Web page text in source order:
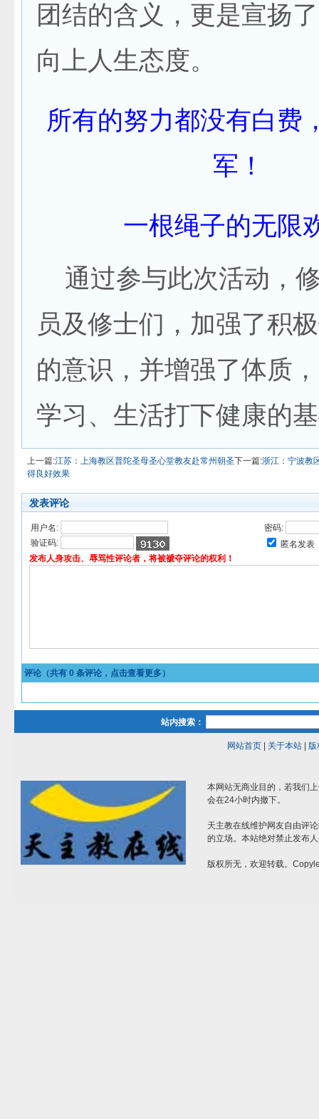
团结的含义，更是宣扬
向上人生态度。
所有的努力都没有白费
军！
一根绳子的无限
通过参与此次活动，
员及修士们，加强了积
的意识，并增强了体质
学习、生活打下健康的
上一篇:江苏：上海教区普陀圣母圣心堂教友赴常州朝圣下一篇:浙江：宁波教
得良好效果
发表评论
用户名:
密码:
验证码:
匿名发表
发布人身攻击、辱骂性评论者，将被褫夺评论的权利！
评论（共有 0 条评论，点击查看更多）
站内搜索：
网站首页| 关于本站| 版
本网站无商业目的，若我们
会在24小时内撤下。
天主教在线维护网友自由评
的立场。本站绝对禁止发布
版权所无，欢迎转载。